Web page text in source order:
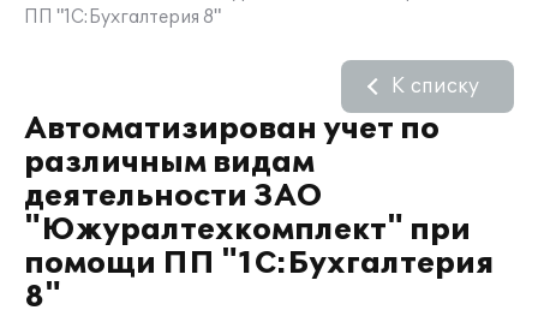
ПП "1С:Бухгалтерия 8"
Автоматизирован учет по
различным видам
деятельности ЗАО
"Южуралтехкомплект" при
помощи ПП "1С:Бухгалтерия
8"
К списку